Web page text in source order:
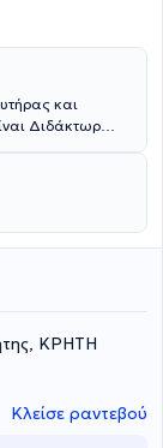
και
Διδάκτωρ
εμπειρία και
Κρήτης.
εξωτερικό
ΚΡΗΤΗ
Κλείσε ραντεβού